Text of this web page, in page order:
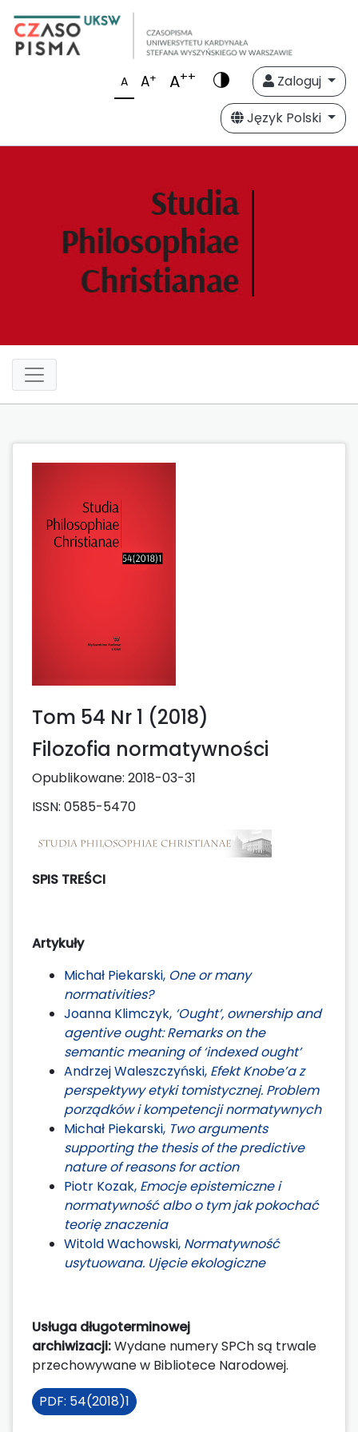
A A+ A++
Zaloguj
Język Polski
Tom 54 Nr 1 (2018)
Filozofia normatywności
Opublikowane: 2018-03-31
ISSN: 0585-5470
SPIS TREŚCI
Artykuły
Michał Piekarski, One or many
normativities?
Joanna Klimczyk, ‘Ought’, ownership and
agentive ought: Remarks on the
semantic meaning of ‘indexed ought’
Andrzej Waleszczyński, Efekt Knobe’a z
perspektywy etyki tomistycznej. Problem
porządków i kompetencji normatywnych
Michał Piekarski, Two arguments
supporting the thesis of the predictive
nature of reasons for action
Piotr Kozak, Emocje epistemiczne i
normatywność albo o tym jak pokochać
teorię znaczenia
Witold Wachowski, Normatywność
usytuowana. Ujęcie ekologiczne
Usługa długoterminowej
archiwizacji:Wydane numery SPCh są trwale
przechowywane w Bibliotece Narodowej.
PDF: 54(2018)1